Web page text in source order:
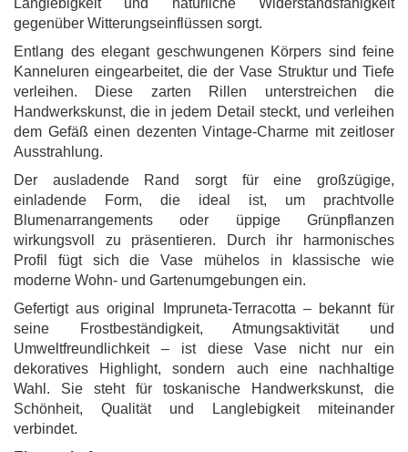
Langlebigkeit und natürliche Widerstandsfähigkeit
gegenüber Witterungseinflüssen sorgt.
Entlang des elegant geschwungenen Körpers sind feine
Kanneluren eingearbeitet, die der Vase Struktur und Tiefe
verleihen. Diese zarten Rillen unterstreichen die
Handwerkskunst, die in jedem Detail steckt, und verleihen
dem Gefäß einen dezenten Vintage-Charme mit zeitloser
Ausstrahlung.
Der ausladende Rand sorgt für eine großzügige,
einladende Form, die ideal ist, um prachtvolle
Blumenarrangements oder üppige Grünpflanzen
wirkungsvoll zu präsentieren. Durch ihr harmonisches
Profil fügt sich die Vase mühelos in klassische wie
moderne Wohn- und Gartenumgebungen ein.
Gefertigt aus original Impruneta-Terracotta – bekannt für
seine Frostbeständigkeit, Atmungsaktivität und
Umweltfreundlichkeit – ist diese Vase nicht nur ein
dekoratives Highlight, sondern auch eine nachhaltige
Wahl. Sie steht für toskanische Handwerkskunst, die
Schönheit, Qualität und Langlebigkeit miteinander
verbindet.